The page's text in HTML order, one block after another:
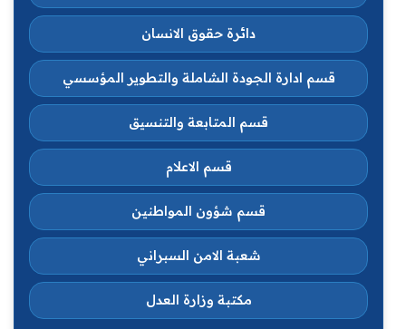
دائرة حقوق الانسان
قسم ادارة الجودة الشاملة والتطوير المؤسسي
قسم المتابعة والتنسيق
قسم الاعلام
قسم شؤون المواطنين
شعبة الامن السبراني
مكتبة وزارة العدل